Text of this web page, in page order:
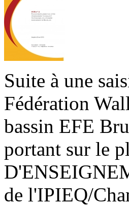
Suite à une
Fédération
bassin EFE
portant sur le
de l'IPIEQ/